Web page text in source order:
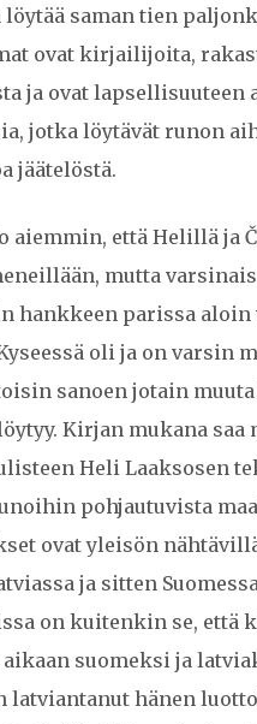
löytää saman tien
ovat kirjailijoita,
ja ovat lapsellisuuteen
jotka löytävät runon
jäätelöstä.
aiemmin, että Helillä ja
mutta
hankkeen parissa aloin
oli ja on varsin
sanoen jotain
Kirjan mukana saa
Heli Laaksosen
pohjautuvista
ovat yleisön
ja sitten
on kuitenkin se, että
aikaan suomeksi ja
latviantanut hänen